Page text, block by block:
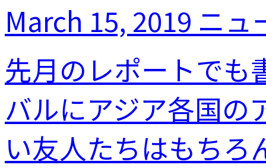
March 15, 2019 ニュ
先月のレポートでも
バルにアジア各国の
い友人たちはもちろ